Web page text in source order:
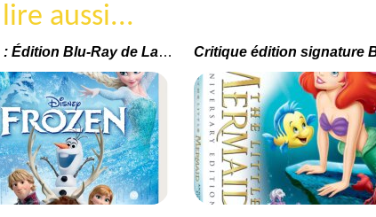
aussi...
Critique : Édition Blu-Ray de La Reine des Neiges